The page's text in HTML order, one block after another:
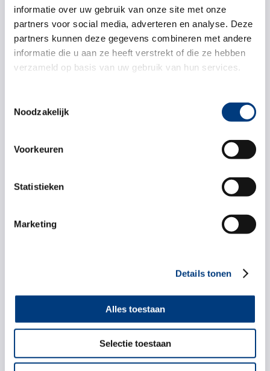
informatie over uw gebruik van onze site met onze
partners voor social media, adverteren en analyse. Deze
partners kunnen deze gegevens combineren met andere
informatie die u aan ze heeft verstrekt of die ze hebben
verzameld op basis van uw gebruik van hun services.
Noodzakelijk
Voorkeuren
Statistieken
Marketing
Details tonen
Alles toestaan
Selectie toestaan
antischuimsysteem dat suiker direct toevoegt
voor de perfecte smaakbalans. Doordat het
verwarmingselement in de aluminium boiler
verwerkt zit, komt het niet direct in contact met
maakt de motorische waterverdeler het
onderhoud.
1-2 zelfvoedende watertanks van 25 liter
Anti-kalk/anti-smaak waterfilter
Kaart- en biljetlezer
Extra scherm voor weergave samenstelling
en video’s